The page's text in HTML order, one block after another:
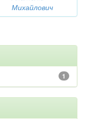
Михайлович
1